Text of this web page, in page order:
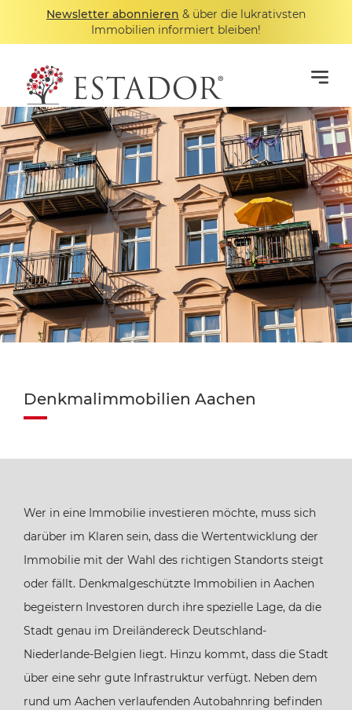
Newsletter abonnieren & über die lukrativsten
Immobilien informiert bleiben!
Denkmalimmobilien Aachen
Wer in eine Immobilie investieren möchte, muss sich
darüber im Klaren sein, dass die Wertentwicklung der
Immobilie mit der Wahl des richtigen Standorts steigt
oder fällt. Denkmalgeschützte Immobilien in Aachen
begeistern Investoren durch ihre spezielle Lage, da die
Stadt genau im Dreiländereck Deutschland-
Niederlande-Belgien liegt. Hinzu kommt, dass die Stadt
über eine sehr gute Infrastruktur verfügt. Neben dem
rund um Aachen verlaufenden Autobahnring befinden